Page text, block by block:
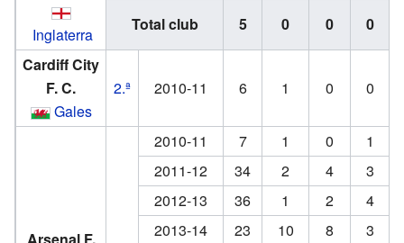
Inglaterra
Total club 5 0 0
0
Cardiff City
F. C.
Gales
2.ª 2010-11 6 1 0 0
2010-11 7 1 0
1
2011-12
34 2 4
3
2012-13
36 1 2
4
2013-14
23 10 8
3